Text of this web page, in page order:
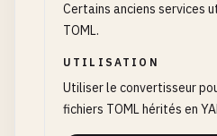
Certains anciens services
TOML.
UTILISATION
Utiliser le convertisseur
fichiers TOML hérités en